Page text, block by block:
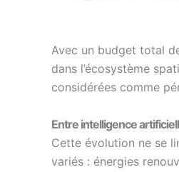
Avec un budget total
dans l’écosystème
considérées comme
Entre intelligence
Cette évolution ne se
variés : énergies